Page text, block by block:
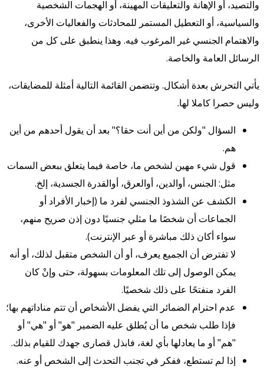
والتصيد، أو الإهانة والتعليقات المهينة، أو الهجمات الشخصية
والسياسية، أو التعطيل المستمر للمحادثات والفعاليات الأخرى،
والاهتمام الجنسي غير المرغوب فيه. وهذا ينطبق على كل من
الرسائل العامة والخاصة.
يأتي التحرش بعدة أشكال. وتتضمن القائمة التالية أمثلة للمضايقات،
وليس حصرا كاملا لها.
السؤال "ولكن من أين أنت حقا؟" بعد أن يقول أحدهم من أين
هم.
قول شيء مهين لشخص ما، خاصة فيما يتعلق ببعض السمات
مثل: الجنس، أوالدين، أوالعرق، أوالقدرة الجسدية، إلخ.
الكشف عن الشذوذ الجنسي لفرد ما (إخبار الأفراد أو
الجماعات أن شخصًا ما مثلي جنسيًا دون إذن صريح منهم،
سواء أكان ذلك مباشرة أو عبر الإنترنت).
لا تفترض أن الجميع يعرف، أو أن الشخص متقبل لذلك، أو أنه
يمكن الوصول إلى تلك المعلومات بسهولة، حتى وإنْ كان
الفرد منفتحًا على ذلك شخصيًا.
عدم احترام الضمائر التي يفضل الأشخاص أن تتم مناداتهم بها؛
فإذا طلب شخص ما أن يُطلق عليه الضمير "هو" أو "هي" أو
"هم" أو ما يعادلها بأي لغة، فابذل قصارى جهدك للقيام بذلك.
إذا لم تستطع، ففكر في تجنب التحدث إلى الشخص أو عنه.